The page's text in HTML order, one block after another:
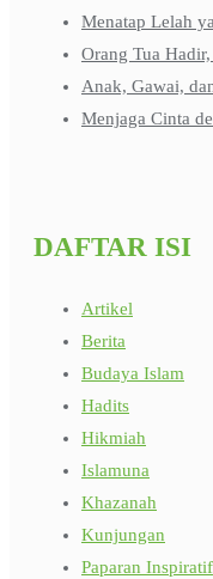
Menatap Lelah
Orang Tua
Anak, Gawai,
Menjaga Cinta
DAFTAR ISI
Artikel
Berita
Budaya Islam
Hadits
Hikmiah
Islamuna
Khazanah
Kunjungan
Paparan Inspiratif